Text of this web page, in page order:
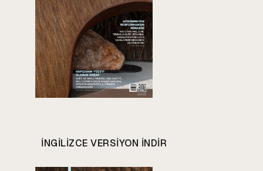
INGILIZCE VERSIYON INDIR